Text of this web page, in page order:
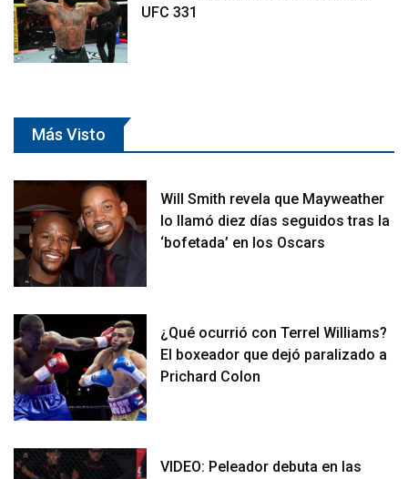
UFC 331
Más Visto
Will Smith revela que Mayweather
lo llamó diez días seguidos tras la
‘bofetada’ en los Oscars
¿Qué ocurrió con Terrel Williams?
El boxeador que dejó paralizado a
Prichard Colon
VIDEO: Peleador debuta en las